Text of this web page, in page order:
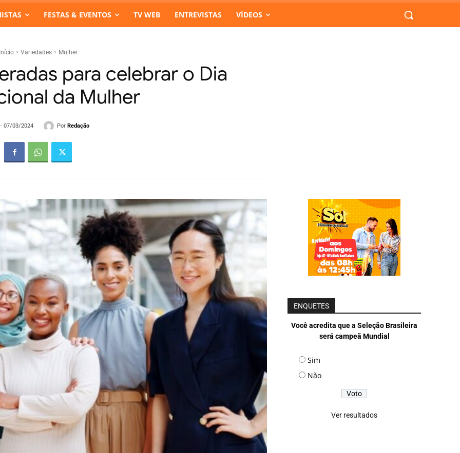
FESTAS & EVENTOS TV WEB ENTREVISTAS VÍDEOS
Variedades Mulher
para celebrar o Dia
da Mulher
07/03/2024 Por Redação
ENQUETES
Você acredita que a Seleção Brasileira
será campeã Mundial
Sim
Não
Ver resultados